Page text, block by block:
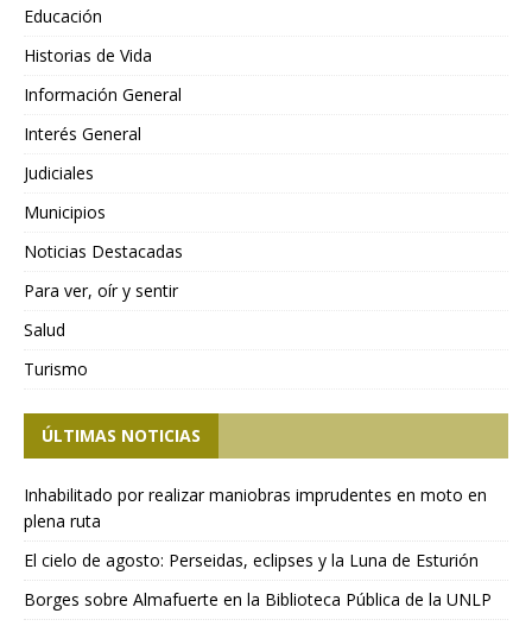
Educación
Historias de Vida
Información General
Interés General
Judiciales
Municipios
Noticias Destacadas
Para ver, oír y sentir
Salud
Turismo
ÚLTIMAS NOTICIAS
Inhabilitado por realizar maniobras imprudentes en moto en
plena ruta
El cielo de agosto: Perseidas, eclipses y la Luna de Esturión
Borges sobre Almafuerte en la Biblioteca Pública de la UNLP